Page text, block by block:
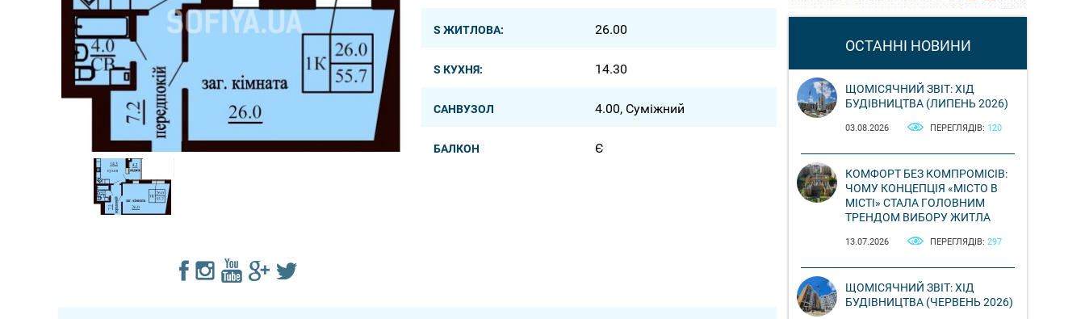
S ЖИТЛОВА: 26.00
S КУХНЯ: 14.30
САНВУЗОЛ 4.00, Суміжний
БАЛКОН Є
ОСТАННІ НОВИНИ
ЩОМІСЯЧНИЙ ЗВІТ: ХІД
БУДІВНИЦТВА (ЛИПЕНЬ 2026)
03.08.2026 ПЕРЕГЛЯДІВ: 120
КОМФОРТ БЕЗ КОМПРОМІСІВ:
ЧОМУ КОНЦЕПЦІЯ «МІСТО В
МІСТІ» СТАЛА ГОЛОВНИМ
ТРЕНДОМ ВИБОРУ ЖИТЛА
13.07.2026 ПЕРЕГЛЯДІВ: 297
ЩОМІСЯЧНИЙ ЗВІТ: ХІД
БУДІВНИЦТВА (ЧЕРВЕНЬ 2026)